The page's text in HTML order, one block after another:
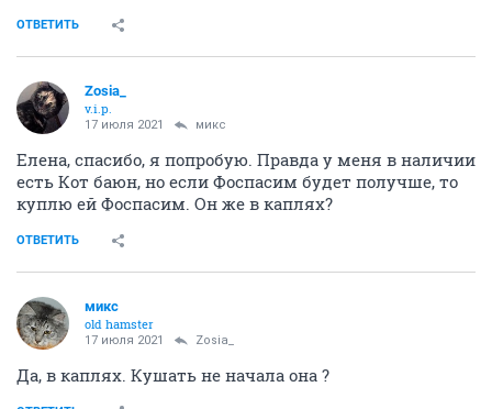
ОТВЕТИТЬ
Zosia_
v.i.p.
17 июля 2021 микс
Елена, спасибо, я попробую. Правда у меня в наличии
есть Кот баюн, но если Фоспасим будет получше, то
куплю ей Фоспасим. Он же в каплях?
ОТВЕТИТЬ
микс
old hamster
17 июля 2021 Zosia_
Да, в каплях. Кушать не начала она ?